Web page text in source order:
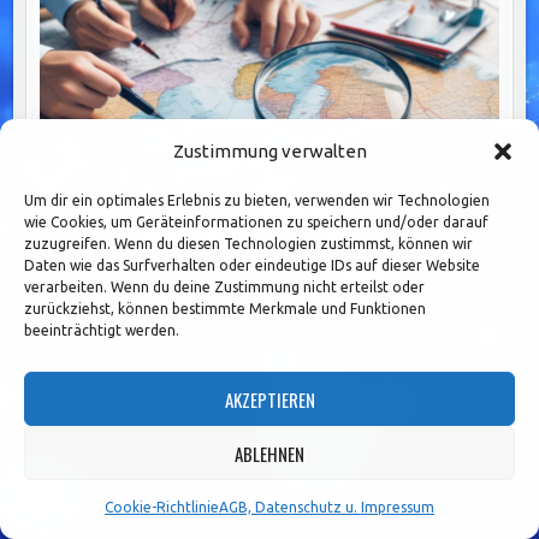
Zustimmung verwalten
Um dir ein optimales Erlebnis zu bieten, verwenden wir Technologien
wie Cookies, um Geräteinformationen zu speichern und/oder darauf
zuzugreifen. Wenn du diesen Technologien zustimmst, können wir
Daten wie das Surfverhalten oder eindeutige IDs auf dieser Website
verarbeiten. Wenn du deine Zustimmung nicht erteilst oder
zurückziehst, können bestimmte Merkmale und Funktionen
beeinträchtigt werden.
AKZEPTIEREN
ABLEHNEN
Cookie-RichtlinieAGB, Datenschutz u. Impressum
Prozessautomatisierung im Banking: Effizienz steigern
und Kundenzufriedenheit erhöhen